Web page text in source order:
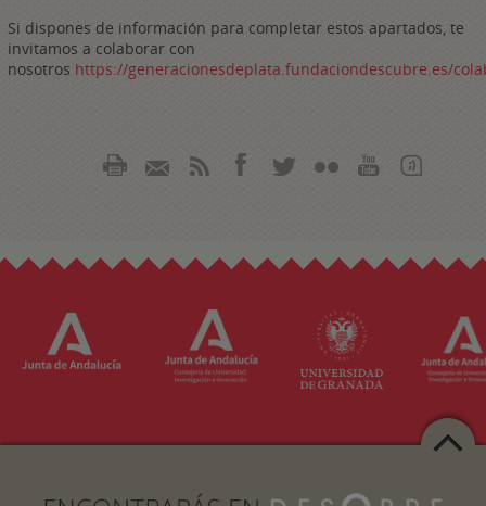
Si dispones de información para completar estos apartados, te
invitamos a colaborar con
nosotros https://generacionesdeplata.fundaciondescubre.es/